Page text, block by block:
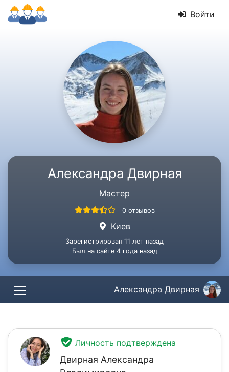
Войти
Александра Двирная
Мастер
0 отзывов
Киев
Зарегистрирован 11 лет назад
Был на сайте 4 года назад
Александра Двирная
Личность подтверждена
Двирная Александра